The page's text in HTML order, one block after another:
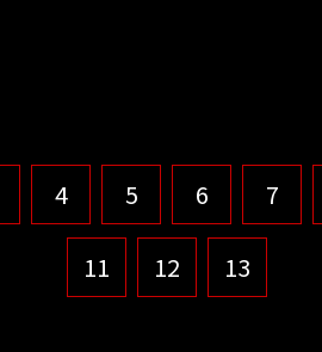
4 5 6 7
11 12 13